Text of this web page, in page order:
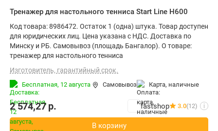
Тренажер для настольного тенниса Start Line H600
Код товара: 8986472. Остаток 1 (одна) штука. Товар доступен
для юридических лиц. Цена указана с НДС. Доставка по
Минску и РБ. Самовывоз (площадь Бангалор). О товаре:
тренажер для настольного тенниса
Изготовитель, гарантийный срок.
Бесплатная, 12 августа Самовывоз карта, наличные
2 574,27р. fastshop 3.0(12) i
В корзину